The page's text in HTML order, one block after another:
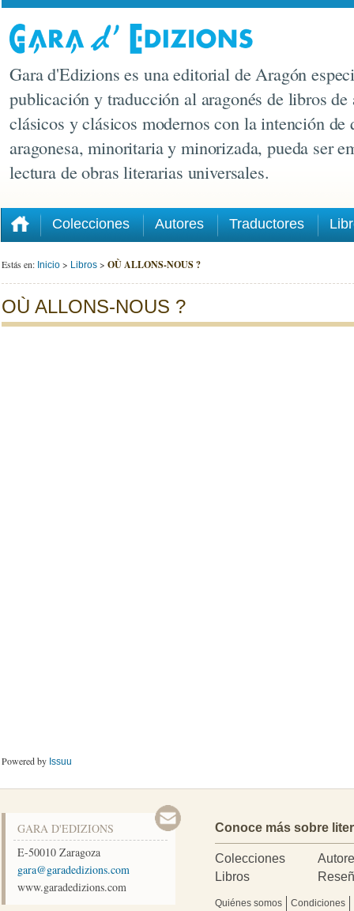
Gara d'Edizions es una editorial de Aragón
publicación y traducción al aragonés de libros de
clásicos y clásicos modernos con la intención de
aragonesa, minoritaria y minorizada, pueda ser
lectura de obras literarias universales.
Colecciones Autores Traductores
Estás en: Inicio > Libros > OÙ ALLONS-NOUS ?
OÙ ALLONS-NOUS ?
Powered by Issuu
GARA D'EDIZIONS
E-50010 Zaragoza
moc.snoizidedarag@arag
www.garadedizions.com
Conoce más sobre
Colecciones
Libros
Quiénes somos Condiciones